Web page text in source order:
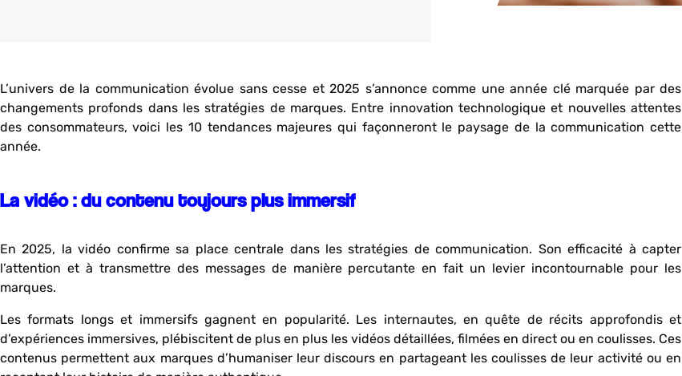
L’univers de la communication évolue sans cesse et 2025 s’annonce comme une année clé marquée par des
changements profonds dans les stratégies de marques. Entre innovation technologique et nouvelles attentes
des consommateurs, voici les 10 tendances majeures qui façonneront le paysage de la communication cette
année.
La vidéo : du contenu toujours plus immersif
En 2025, la vidéo confirme sa place centrale dans les stratégies de communication. Son efficacité à capter
l’attention et à transmettre des messages de manière percutante en fait un levier incontournable pour les
marques.
Les formats longs et immersifs gagnent en popularité. Les internautes, en quête de récits approfondis et
d’expériences immersives, plébiscitent de plus en plus les vidéos détaillées, filmées en direct ou en coulisses. Ces
contenus permettent aux marques d’humaniser leur discours en partageant les coulisses de leur activité ou en